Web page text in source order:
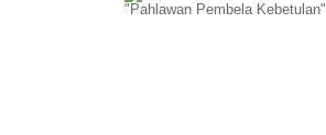
"Pahlawan Pembela Kebetulan"